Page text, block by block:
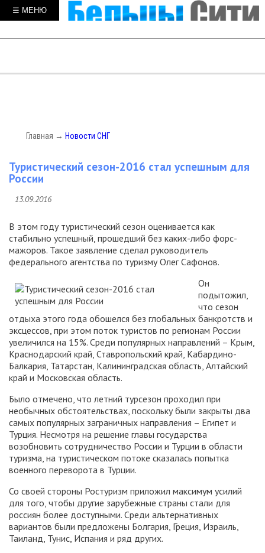
☰ МЕНЮ
Главная → Новости СНГ
Туристический сезон-2016 стал успешным для
России
13.09.2016
В этом году туристический сезон оценивается как
стабильно успешный, прошедший без каких-либо форс-
мажоров. Такое заявление сделал руководитель
федерального агентства по туризму Олег Сафонов.
Он
подытожил,
что сезон
отдыха этого года обошелся без глобальных банкротств и
эксцессов, при этом поток туристов по регионам России
увеличился на 15%. Среди популярных направлений – Крым,
Краснодарский край, Ставропольский край, Кабардино-
Балкария, Татарстан, Калининградская область, Алтайский
край и Московская область.
Было отмечено, что летний турсезон проходил при
необычных обстоятельствах, поскольку были закрыты два
самых популярных заграничных направления – Египет и
Турция. Несмотря на решение главы государства
возобновить сотрудничество России и Турции в области
туризма, на туристическом потоке сказалась попытка
военного переворота в Турции.
Со своей стороны Ростуризм приложил максимум усилий
для того, чтобы другие зарубежные страны стали для
россиян более доступными. Среди альтернативных
вариантов были предложены Болгария, Греция, Израиль,
Таиланд, Тунис, Испания и ряд других.